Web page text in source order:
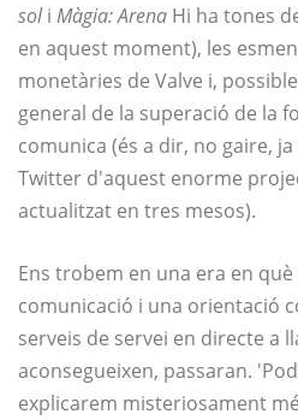
soli Màgia: Arena Hi ha tones
en aquest moment), les
monetàries de Valve i,
general de la superació de la
comunica (és a dir, no gaire,
Twitter d'aquest enorme
actualitzat en tres mesos).
Ens trobem en una era en
comunicació i una orientació
serveis de servei en directe a
aconsegueixen, passaran.
explicarem misteriosament